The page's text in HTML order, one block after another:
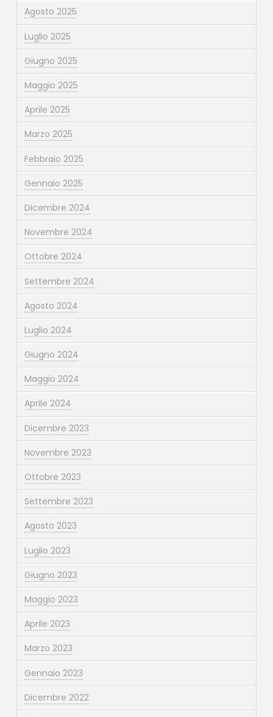
Agosto 2025
Luglio 2025
Giugno 2025
Maggio 2025
Aprile 2025
Marzo 2025
Febbraio 2025
Gennaio 2025
Dicembre 2024
Novembre 2024
Ottobre 2024
Settembre 2024
Agosto 2024
Luglio 2024
Giugno 2024
Maggio 2024
Aprile 2024
Dicembre 2023
Novembre 2023
Ottobre 2023
Settembre 2023
Agosto 2023
Luglio 2023
Giugno 2023
Maggio 2023
Aprile 2023
Marzo 2023
Gennaio 2023
Dicembre 2022